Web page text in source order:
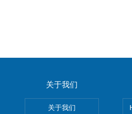
关于我们
关于我们